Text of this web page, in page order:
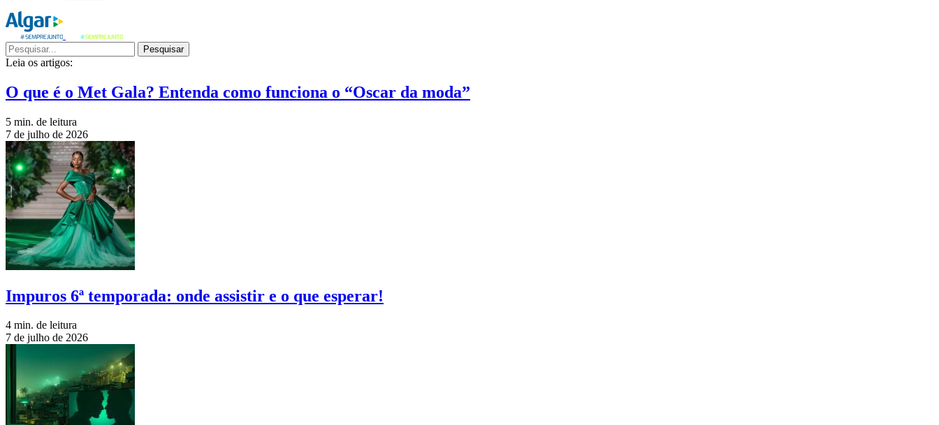
Pesquisar
Leia os artigos:
O que é o Met Gala? Entenda como funciona o “Oscar da moda”
5 min. de leitura
7 de julho de 2026
Impuros 6ª temporada: onde assistir e o que esperar!
4 min. de leitura
7 de julho de 2026